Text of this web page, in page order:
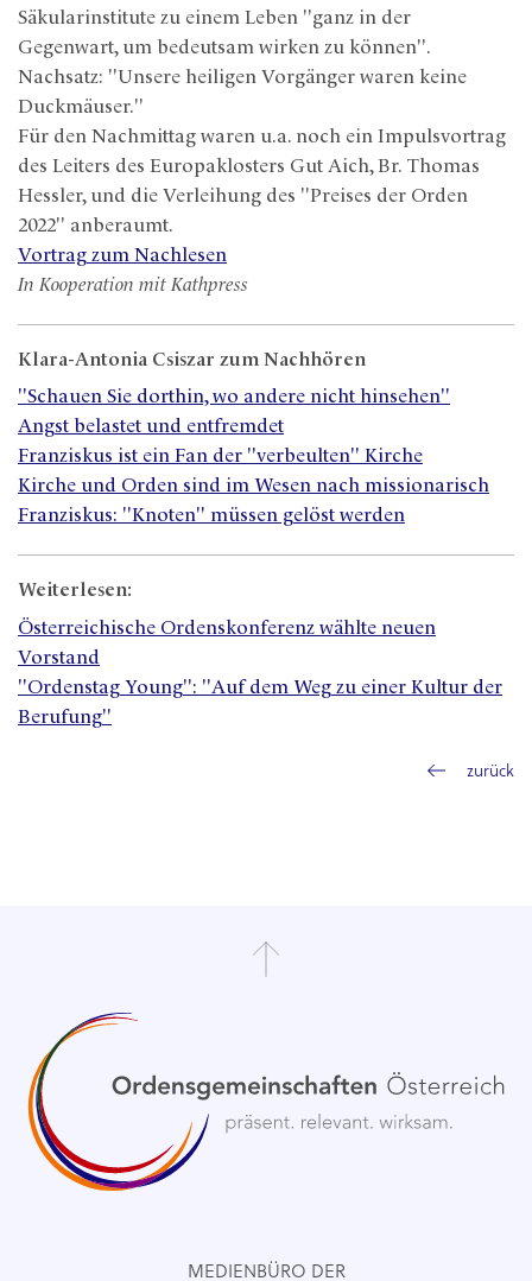
Säkularinstitute zu einem Leben "ganz in der
Gegenwart, um bedeutsam wirken zu können".
Nachsatz: "Unsere heiligen Vorgänger waren keine
Duckmäuser."
Für den Nachmittag waren u.a. noch ein Impulsvortrag
des Leiters des Europaklosters Gut Aich, Br. Thomas
Hessler, und die Verleihung des "Preises der Orden
2022" anberaumt.
Vortrag zum Nachlesen
In Kooperation mit Kathpress
Klara-Antonia Csiszar zum Nachhören
"Schauen Sie dorthin, wo andere nicht hinsehen"
Angst belastet und entfremdet
Franziskus ist ein Fan der "verbeulten" Kirche
Kirche und Orden sind im Wesen nach missionarisch
Franziskus: "Knoten" müssen gelöst werden
Weiterlesen:
Österreichische Ordenskonferenz wählte neuen
Vorstand
"Ordenstag Young": "Auf dem Weg zu einer Kultur der
Berufung"
zurück
MEDIENBÜRO DER